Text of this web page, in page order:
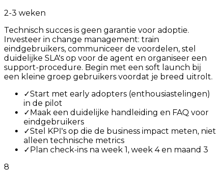
2-3 weken
Technisch succes is geen garantie voor adoptie.
Investeer in change management: train
eindgebruikers, communiceer de voordelen, stel
duidelijke SLA's op voor de agent en organiseer een
support-procedure. Begin met een soft launch bij
een kleine groep gebruikers voordat je breed uitrolt.
✓Start met early adopters (enthousiastelingen)
in de pilot
✓Maak een duidelijke handleiding en FAQ voor
eindgebruikers
✓Stel KPI's op die de business impact meten, niet
alleen technische metrics
✓Plan check-ins na week 1, week 4 en maand 3
8